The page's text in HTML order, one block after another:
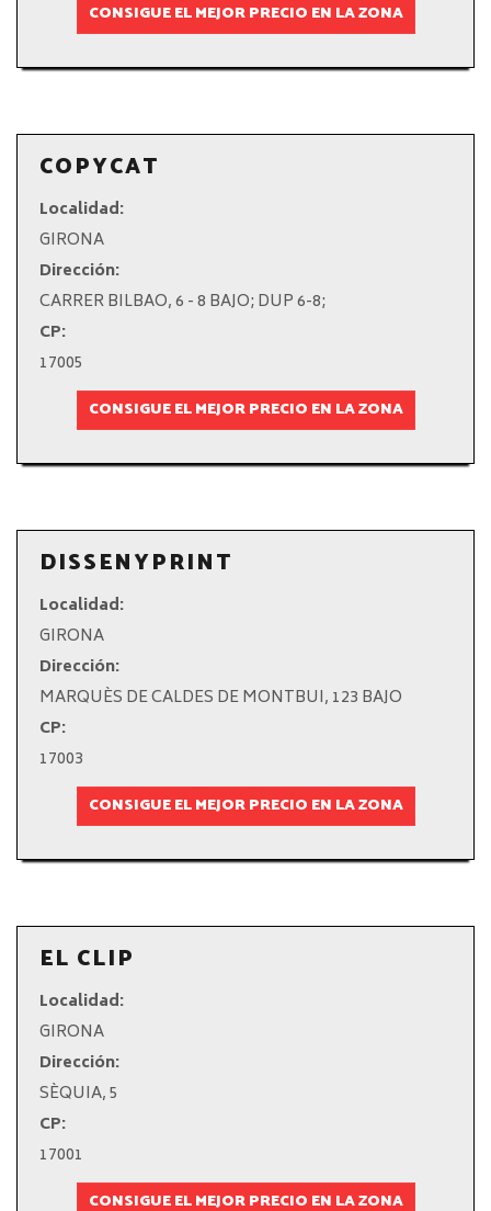
CONSIGUE EL MEJOR PRECIO EN LA ZONA
COPYCAT
Localidad:
GIRONA
Dirección:
CARRER BILBAO, 6 - 8 BAJO; DUP 6-8;
CP:
17005
CONSIGUE EL MEJOR PRECIO EN LA ZONA
DISSENYPRINT
Localidad:
GIRONA
Dirección:
MARQUÈS DE CALDES DE MONTBUI, 123 BAJO
CP:
17003
CONSIGUE EL MEJOR PRECIO EN LA ZONA
EL CLIP
Localidad:
GIRONA
Dirección:
SÈQUIA, 5
CP:
17001
CONSIGUE EL MEJOR PRECIO EN LA ZONA